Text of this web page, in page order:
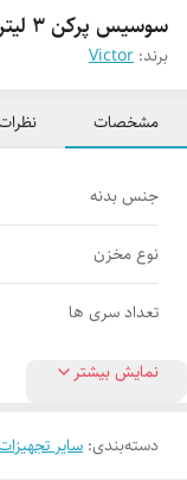
سوسیس پرکن ۳ لیتر ویکتور
برند: Victor
مشخصات
جنس بدنه
نوع مخزن
تعداد سری ها
نمایش بیشتر
دسته‌بندی: سایر